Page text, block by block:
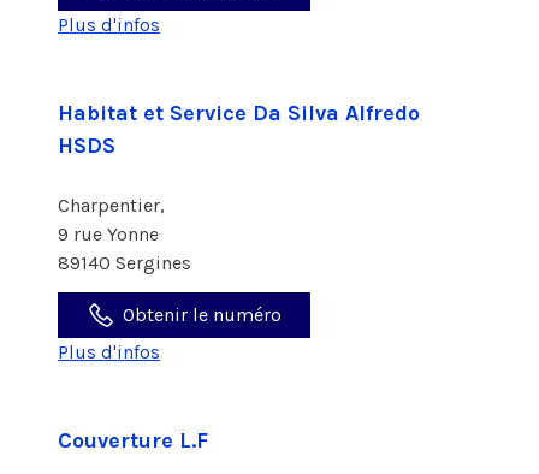
Plus d'infos
Habitat et Service Da Silva Alfredo
HSDS
Charpentier,
9 rue Yonne
89140 Sergines
Obtenir le numéro
Plus d'infos
Couverture L.F